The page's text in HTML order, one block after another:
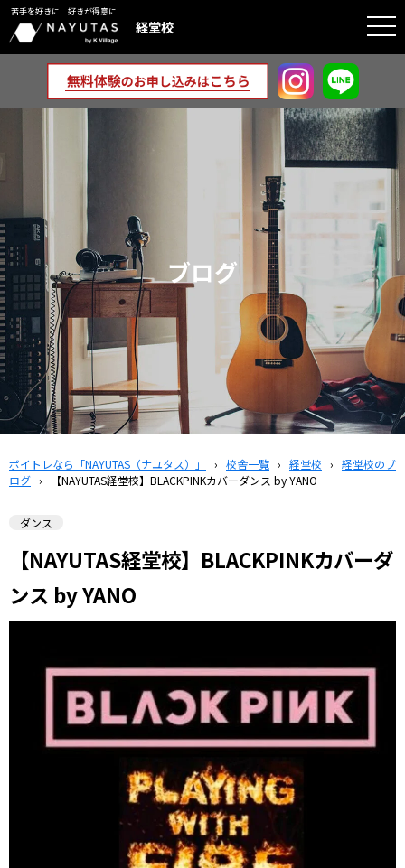
苦手を好きに 好きが得意に
経堂校
ブログ
ボイトレなら「NAYUTAS（ナユタス）」 › 校舎一覧 › 経堂校 › 経堂校のブ
ログ › 【NAYUTAS経堂校】BLACKPINKカバーダンス by YANO
ダンス
【NAYUTAS経堂校】BLACKPINKカバーダ
ンス by YANO